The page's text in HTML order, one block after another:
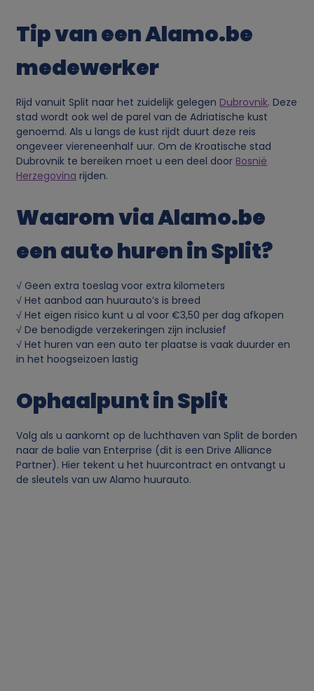
Tip van een Alamo.be
medewerker
Rijd vanuit Split naar het zuidelijk gelegen Dubrovnik. Deze
stad wordt ook wel de parel van de Adriatische kust
genoemd. Als u langs de kust rijdt duurt deze reis
ongeveer viereneenhalf uur. Om de Kroatische stad
Dubrovnik te bereiken moet u een deel door Bosnië
Herzegovina rijden.
Waarom via Alamo.be
een auto huren in Split?
√ Geen extra toeslag voor extra kilometers
√ Het aanbod aan huurauto’s is breed
√ Het eigen risico kunt u al voor €3,50 per dag afkopen
√ De benodigde verzekeringen zijn inclusief
√ Het huren van een auto ter plaatse is vaak duurder en
in het hoogseizoen lastig
Ophaalpunt in Split
Volg als u aankomt op de luchthaven van Split de borden
naar de balie van Enterprise (dit is een Drive Alliance
Partner). Hier tekent u het huurcontract en ontvangt u
de sleutels van uw Alamo huurauto.